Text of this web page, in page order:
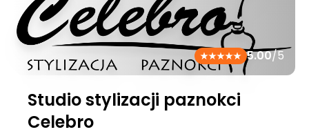
5.00/5
Studio stylizacji paznokci
Celebro